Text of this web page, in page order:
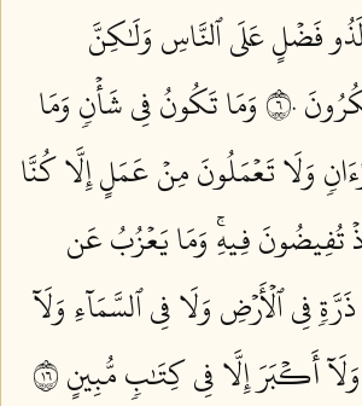
لَذُو فَضۡلٍ عَلَى ٱلنَّاسِ وَلَٰكِنَّ
٦٠
وَمَا تَكُونُ فِي شَأۡنٖ وَمَا
وَلَا تَعۡمَلُونَ مِنۡ عَمَلٍ إِلَّا كُنَّا
تُفِيضُونَ فِيهِۚ وَمَا يَعۡزُبُ عَن
فِي ٱلۡأَرۡضِ وَلَا فِي ٱلسَّمَآءِ وَلَآ
أَكۡبَرَ إِلَّا فِي كِتَٰبٖ مُّبِينٍ ٦١